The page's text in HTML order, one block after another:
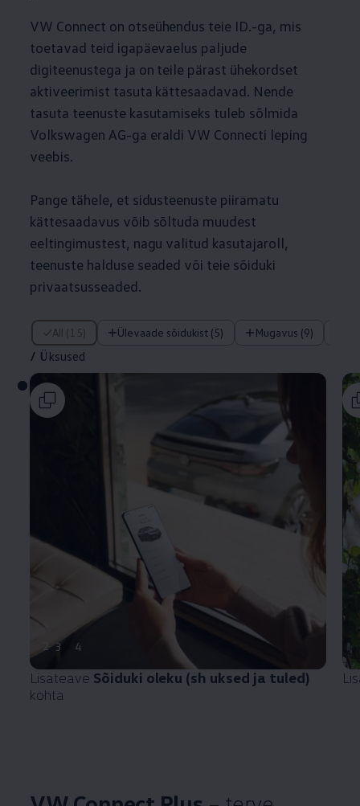
VW Connect on otseühendus teie ID.-ga, mis
toetavad teid igapäevaelus paljude
digiteenustega ja on teile pärast ühekordset
aktiveerimist tasuta kättesaadavad. Nende
tasuta teenuste kasutamiseks tuleb sõlmida
Volkswagen AG-ga eraldi VW Connecti leping
veebis.
Pange tähele, et sidusteenuste piiramatu
kättesaadavus võib sõltuda muudest
eeltingimustest, nagu valitud kasutajaroll,
teenuste halduse seaded või teie sõiduki
privaatsusseaded.
All (15) Ülevaade sõidukist (5) Mugavus (9)
/ Üksused
/ Üksused
2 3 4
Lisateave Sõiduki oleku (sh uksed ja tuled)
kohta